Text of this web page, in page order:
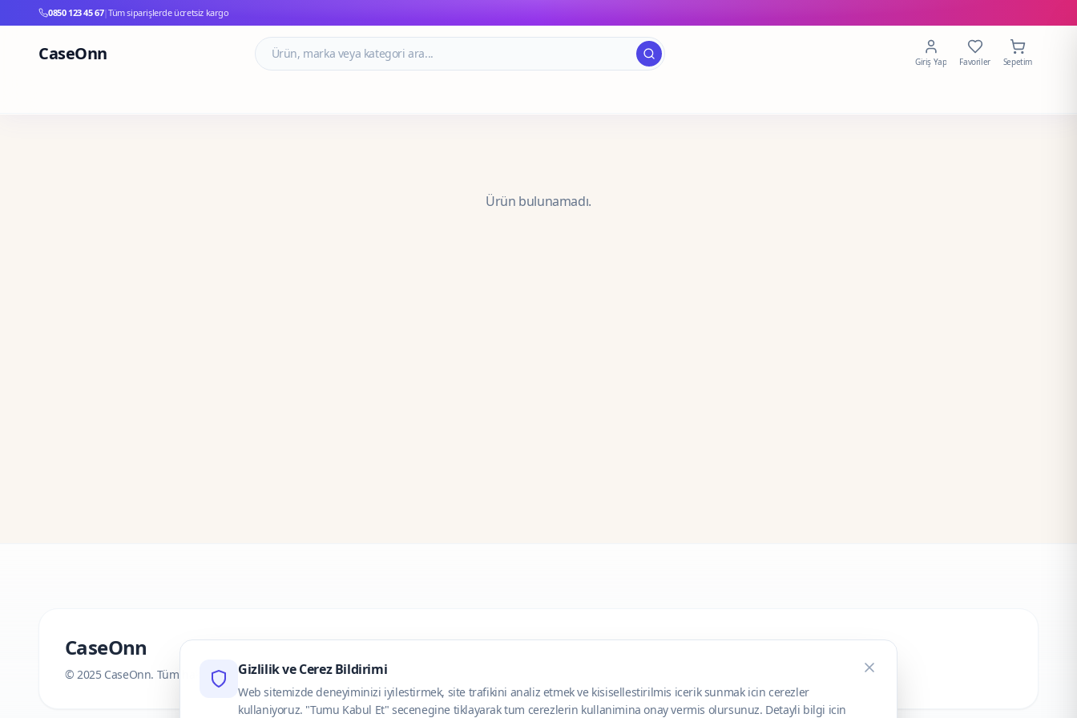
0850 123 45 67|Tüm siparişlerde ücretsiz kargo
CaseOnn Giriş Yap Favoriler Sepetim
Ürün bulunamadı.
CaseOnn
© 2025 CaseOnn. Tüm hakları saklıdır.Gizlilik ve Cerez Bildirimi
Web sitemizde deneyiminizi iyilestirmek, site trafikini analiz etmek ve kisisellestirilmis icerik sunmak icin cerezler
kullaniyoruz. "Tumu Kabul Et" secenegine tiklayarak tum cerezlerin kullanimina onay vermis olursunuz. Detayli bilgi icin